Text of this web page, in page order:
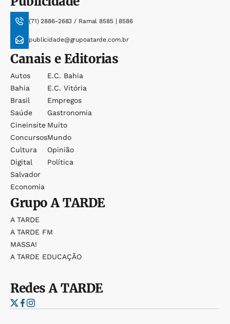
(71) 2886-2683 / Ramal 8585 | 8586
publicidade@grupoatarde.com.br
Canais e Editorias
Autos
Bahia
Brasil
Saúde
Cineinsite
Concursos
Cultura
Digital
Salvador
Economia
E.c. Bahia
E.c. Vitória
Empregos
Gastronomia
Muito
Mundo
Opinião
Política
GrupoA TARDE
A TARDE
A TARDE FM
MASSA!
A TARDE EDUCAÇÃO
RedesA TARDE